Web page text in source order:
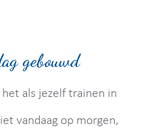
gebouwd
als jezelf trainen in
vandaag op morgen,